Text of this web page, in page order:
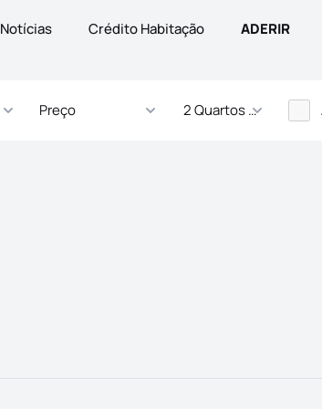
Notícias Crédito Habitação ADERIR
Preço 2 Quartos - ... Quartos